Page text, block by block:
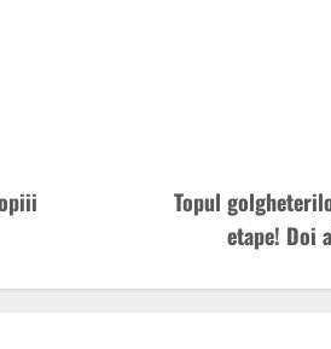
Topul
etape! Doi